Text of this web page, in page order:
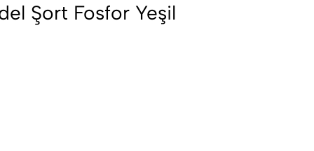
Şort Fosfor Yeşil